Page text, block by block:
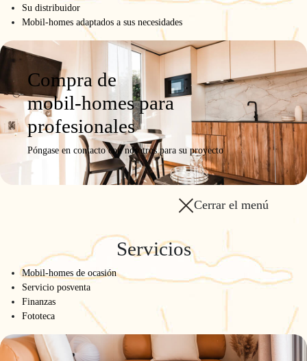
Su distribuidor
Mobil-homes adaptados a sus necesidades
Compra de
mobil-homes para
profesionales
Póngase en contacto con nosotros para su proyecto
Cerrar el menú
Servicios
Mobil-homes de ocasión
Servicio posventa
Finanzas
Fototeca